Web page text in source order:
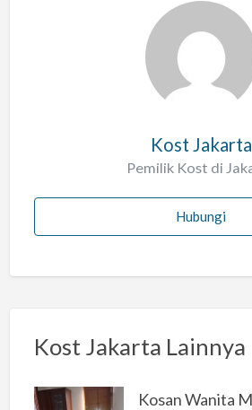
Kost Jakarta
Pemilik Kost di
Hubungi
Kost Jakarta Lainnya